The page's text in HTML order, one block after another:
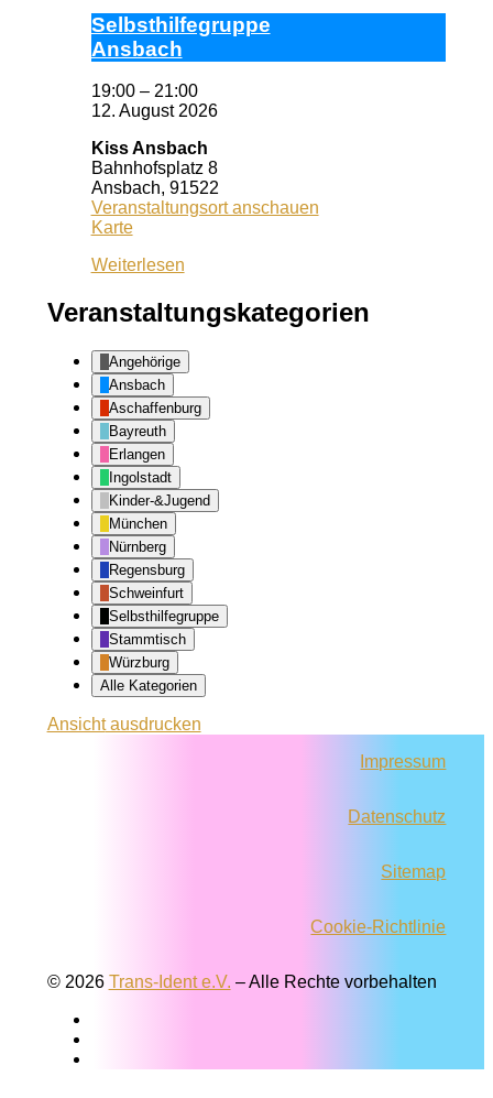
Selbst­hil­fe­grup­pe
Ans­bach
19:00 – 21:00
12. August 2026
Kiss Ansbach
Bahnhofsplatz 8
Ansbach, 91522
Veranstaltungsort anschauen
KarteKiss
Weiterlesen
Veranstaltungskategorien
Angehörige
Ansbach
Aschaffenburg
Bayreuth
Erlangen
Ingolstadt
Kinder-&Jugend
München
Nürnberg
Regensburg
Schweinfurt
Selbsthilfegruppe
Stammtisch
Würzburg
Alle Kategorien
Ansichtausdrucken
Impressum
Datenschutz
Sitemap
Cookie-Richtlinie
© 2026 Trans-Ident e.V. – Alle Rechte vorbehalten